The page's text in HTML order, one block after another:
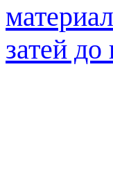
затей